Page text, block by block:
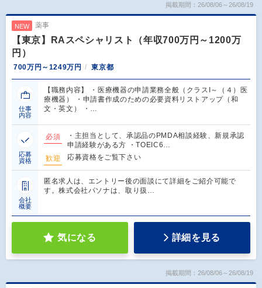
掲載期間：26/08/06～26/08/19
NEW 薬事
【東京】RAスペシャリスト（年収700万円～1200万
円）
700万円～1249万円 東京都
仕事
内容
【職務内容】 ・医療機器の申請業務全般（クラスI～（４）医
療機器） ・申請書作成のための必要資料リストアップ（和
文・英文） ・…
応募
資格
必須
・主担当として、承認品のPMDA相談経験、新規承認
申請経験がある方 ・TOEIC6…
歓迎
応募資格をご覧下さい
会社
概要
匿名求人は、エントリー後の面談にて詳細をご紹介可能で
す。株式会社パソナは、取り扱…
気になる 詳細を見る
掲載期間：26/08/06～26/08/19